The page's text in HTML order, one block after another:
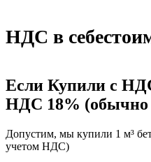
НДС в
Если Купили с
НДС 18% (обычно
Допустим, мы купили 1 м³
учетом НДС)